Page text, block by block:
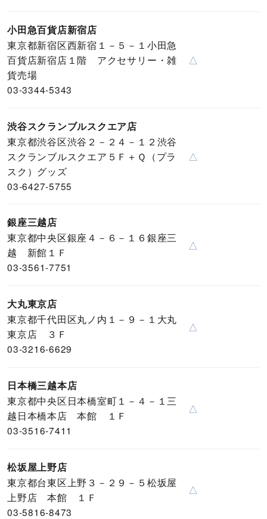
小田急百貨店新宿店
東京都新宿区西新宿１－５－１小田急
百貨店新宿店１階 アクセサリー・雑
貨売場
03-3344-5343
△
渋谷スクランブルスクエア店
東京都渋谷区渋谷２－２４－１２渋谷
スクランブルスクエア５Ｆ＋Ｑ（プラ
スク）グッズ
03-6427-5755
△
銀座三越店
東京都中央区銀座４－６－１６銀座三
越 新館１Ｆ
03-3561-7751
△
大丸東京店
東京都千代田区丸ノ内１－９－１大丸
東京店 ３Ｆ
03-3216-6629
△
日本橋三越本店
東京都中央区日本橋室町１－４－１三
越日本橋本店 本館 １Ｆ
03-3516-7411
△
松坂屋上野店
東京都台東区上野３－２９－５松坂屋
上野店 本館 １Ｆ
03-5816-8473
△